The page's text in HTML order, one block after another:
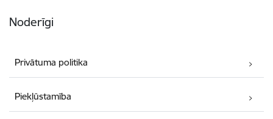
Noderīgi
Privātuma politika
Piekļūstamība